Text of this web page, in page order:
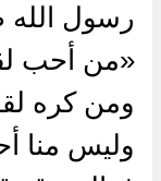
رسول الله
«من أحب
ومن كره
وليس منا